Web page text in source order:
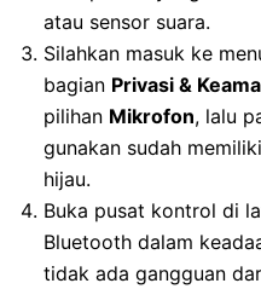
atau sensor suara.
Silahkan masuk ke
bagian Privasi &
pilihan Mikrofon, lalu
gunakan sudah
hijau.
Buka pusat kontrol di
Bluetooth dalam
tidak ada gangguan